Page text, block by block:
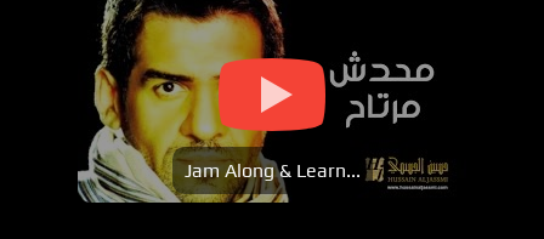
Jam Along & Learn...